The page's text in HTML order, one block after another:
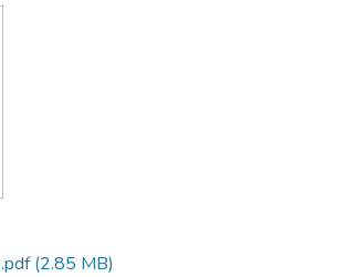
(2.85 MB)